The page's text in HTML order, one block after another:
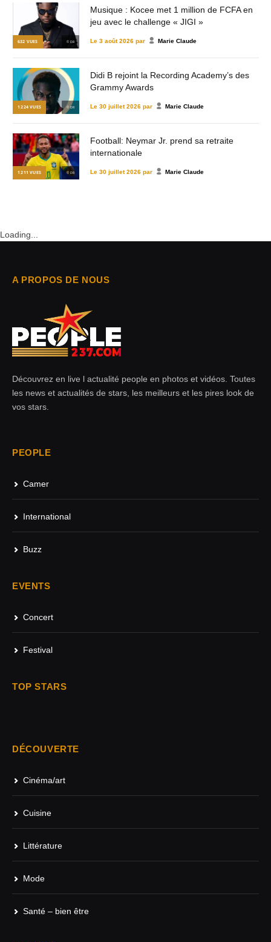
632 VUES © DR
Musique : Kocee met 1 million de FCFA en
jeu avec le challenge « JIGI »
Le 3 août 2026 par Marie Claude
1 224 VUES © DR
Didi B rejoint la Recording Academy’s des
Grammy Awards
Le 30 juillet 2026 par Marie Claude
1 211 VUES © DR
Football: Neymar Jr. prend sa retraite
internationale
Le 30 juillet 2026 par Marie Claude
Loading...
A PROPOS DE NOUS
Découvrez en live l actualité people en photos et vidéos. Toutes
les news et actualités de stars, les meilleurs et les pires look de
vos stars.
PEOPLE
Camer
International
Buzz
EVENTS
Concert
Festival
TOP STARS
DÉCOUVERTE
Cinéma/art
Cuisine
Littérature
Mode
Santé – bien être